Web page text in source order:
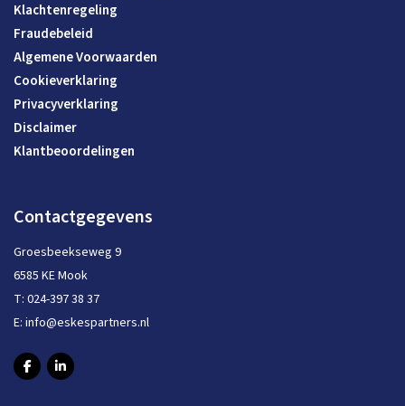
Klachtenregeling
Fraudebeleid
Algemene Voorwaarden
Cookieverklaring
Privacyverklaring
Disclaimer
Klantbeoordelingen
Contactgegevens
Groesbeekseweg 9
6585 KE Mook
T: 024-397 38 37
E: info@eskespartners.nl